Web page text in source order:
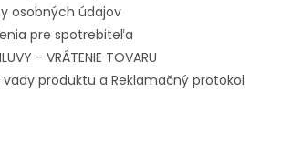
osobných údajov
pre spotrebiteľa
- VRÁTENIE TOVARU
produktu a Reklamačný protokol